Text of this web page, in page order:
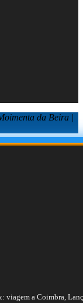
da Beira |
viagem a Coimbra,